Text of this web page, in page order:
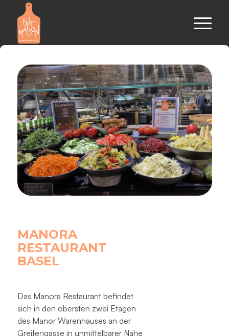
MANORA
RESTAURANT
BASEL
Das Manora Restaurant befindet
sich in den obersten zwei Etagen
des Manor Warenhauses an der
Greifengasse in unmittelbarer Nähe